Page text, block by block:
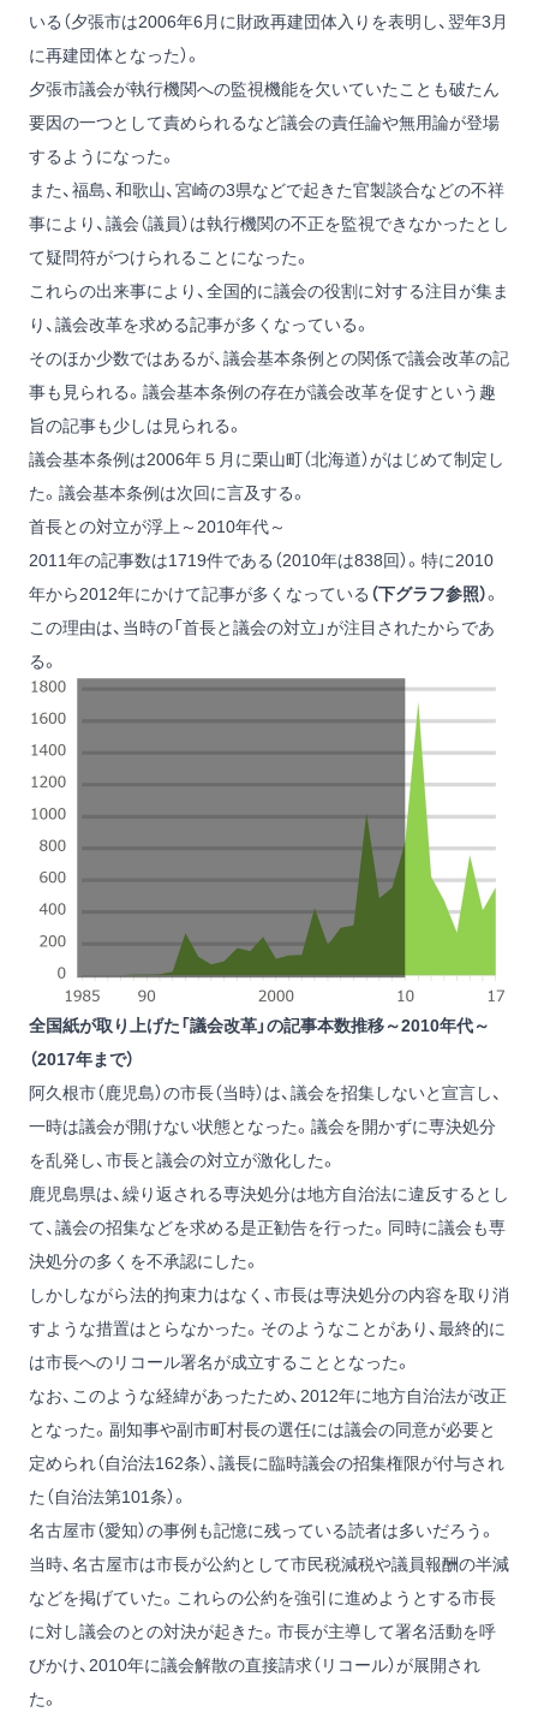
いる（夕張市は2006年6月に財政再建団体入りを表明し、翌年3月
に再建団体となった）。
夕張市議会が執行機関への監視機能を欠いていたことも破たん
要因の一つとして責められるなど議会の責任論や無用論が登場
するようになった。
また、福島、和歌山、宮崎の3県などで起きた官製談合などの不祥
事により、議会（議員）は執行機関の不正を監視できなかったとし
て疑問符がつけられることになった。
これらの出来事により、全国的に議会の役割に対する注目が集ま
り、議会改革を求める記事が多くなっている。
そのほか少数ではあるが、議会基本条例との関係で議会改革の記
事も見られる。議会基本条例の存在が議会改革を促すという趣
旨の記事も少しは見られる。
議会基本条例は2006年５月に栗山町（北海道）がはじめて制定し
た。議会基本条例は次回に言及する。
首長との対立が浮上～2010年代～
2011年の記事数は1719件である（2010年は838回）。特に2010
年から2012年にかけて記事が多くなっている （下グラフ参照）。
この理由は、当時の「首長と議会の対立」が注目されたからであ
る。
全国紙が取り上げた「議会改革」の記事本数推移～2010年代～
（2017年まで）
阿久根市（鹿児島）の市長（当時）は、議会を招集しないと宣言し、
一時は議会が開けない状態となった。議会を開かずに専決処分
を乱発し、市長と議会の対立が激化した。
鹿児島県は、繰り返される専決処分は地方自治法に違反するとし
て、議会の招集などを求める是正勧告を行った。同時に議会も専
決処分の多くを不承認にした。
しかしながら法的拘束力はなく、市長は専決処分の内容を取り消
すような措置はとらなかった。そのようなことがあり、最終的に
は市長へのリコール署名が成立することとなった。
なお、このような経緯があったため、2012年に地方自治法が改正
となった。副知事や副市町村長の選任には議会の同意が必要と
定められ（自治法162条）、議長に臨時議会の招集権限が付与され
た（自治法第101条）。
名古屋市（愛知）の事例も記憶に残っている読者は多いだろう。
当時、名古屋市は市長が公約として市民税減税や議員報酬の半減
などを掲げていた。これらの公約を強引に進めようとする市長
に対し議会のとの対決が起きた。市長が主導して署名活動を呼
びかけ、2010年に議会解散の直接請求（リコール）が展開され
た。